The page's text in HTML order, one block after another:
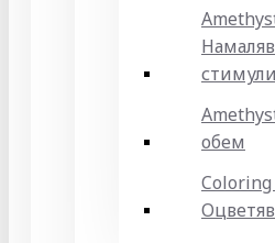
обем